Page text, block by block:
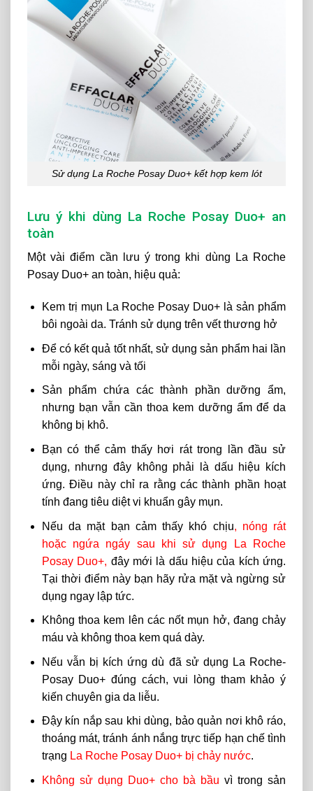
Sử dụng La Roche Posay Duo+ kết hợp kem lót
Lưu ý khi dùng La Roche Posay Duo+ an
toàn
Một vài điểm cần lưu ý trong khi dùng La Roche
Posay Duo+ an toàn, hiệu quả:
Kem trị mụn La Roche Posay Duo+ là sản phẩm
bôi ngoài da. Tránh sử dụng trên vết thương hở
Để có kết quả tốt nhất, sử dụng sản phẩm hai lần
mỗi ngày, sáng và tối
Sản phẩm chứa các thành phần dưỡng ẩm,
nhưng bạn vẫn cần thoa kem dưỡng ẩm để da
không bị khô.
Bạn có thể cảm thấy hơi rát trong lần đầu sử
dụng, nhưng đây không phải là dấu hiệu kích
ứng. Điều này chỉ ra rằng các thành phần hoạt
tính đang tiêu diệt vi khuẩn gây mụn.
Nếu da mặt bạn cảm thấy khó chịu, nóng rát
hoặc ngứa ngáy sau khi sử dụng La Roche
Posay Duo+, đây mới là dấu hiệu của kích ứng.
Tại thời điểm này bạn hãy rửa mặt và ngừng sử
dụng ngay lập tức.
Không thoa kem lên các nốt mụn hở, đang chảy
máu và không thoa kem quá dày.
Nếu vẫn bị kích ứng dù đã sử dụng La Roche-
Posay Duo+ đúng cách, vui lòng tham khảo ý
kiến ​​chuyên gia da liễu.
Đậy kín nắp sau khi dùng, bảo quản nơi khô ráo,
thoáng mát, tránh ánh nắng trực tiếp hạn chế tình
trạng La Roche Posay Duo+ bị chảy nước.
Không sử dụng Duo+ cho bà bầu vì trong sản